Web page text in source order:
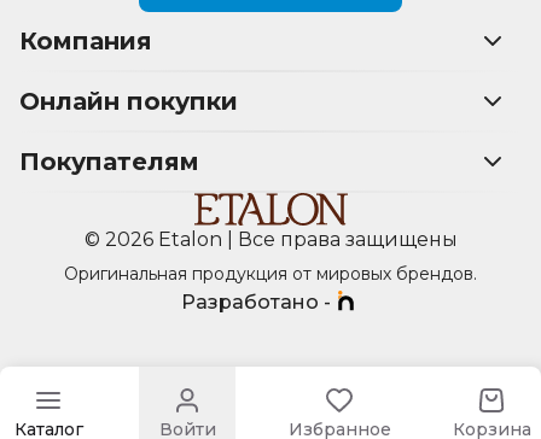
Компания
Онлайн покупки
Покупателям
© 2026 Etalon | Все права защищены
Оригинальная продукция от мировых брендов.
Разработано -
Каталог Войти Избранное Корзина